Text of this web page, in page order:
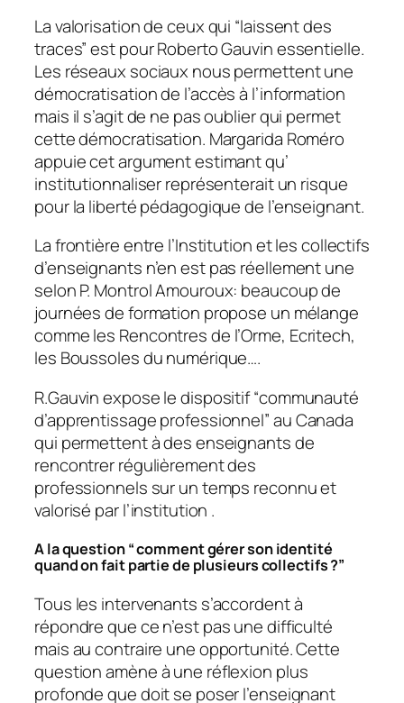
La valorisation de ceux qui “laissent des
traces” est pour Roberto Gauvin essentielle.
Les réseaux sociaux nous permettent une
démocratisation de l’accès à l’information
mais il s’agit de ne pas oublier qui permet
cette démocratisation. Margarida Roméro
appuie cet argument estimant qu’
institutionnaliser représenterait un risque
pour la liberté pédagogique de l’enseignant.
La frontière entre l’Institution et les collectifs
d’enseignants n’en est pas réellement une
selon P. Montrol Amouroux: beaucoup de
journées de formation propose un mélange
comme les Rencontres de l’Orme, Ecritech,
les Boussoles du numérique….
R.Gauvin expose le dispositif “communauté
d’apprentissage professionnel” au Canada
qui permettent à des enseignants de
rencontrer régulièrement des
professionnels sur un temps reconnu et
valorisé par l’institution .
A la question “ comment gérer son identité
quand on fait partie de plusieurs collectifs ?”
Tous les intervenants s’accordent à
répondre que ce n’est pas une difficulté
mais au contraire une opportunité. Cette
question amène à une réflexion plus
profonde que doit se poser l’enseignant